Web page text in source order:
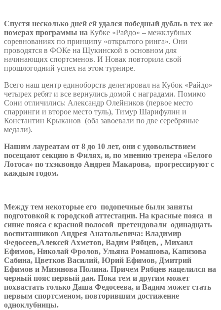
Спустя несколько дней ей удался победный дубль в тех же
номерах программы на Кубке «Райдо» – межклубных
соревнованиях по принципу «открытого ринга». Они
проводятся в ФОКе на Щукинской в основном для
начинающих спортсменов. И Новак повторила свой
прошлогодний успех на этом турнире.
Всего наш центр единоборств делегировал на Кубок «Райдо»
четырех ребят и все вернулись домой с наградами. Помимо
Сони отличились: Александр Олейников (первое место
спарринги и второе место туль), Тимур Шарифулин и
Константин Крыканов (оба завоевали по две серебряные
медали).
Нашим лауреатам от 8 до 10 лет, они с удовольствием
посещают секцию в Филях, и, по мнению тренера «Белого
Лотоса» по тхэквондо Андрея Макарова, прогрессируют с
каждым годом.
Между тем некоторые его подопечные были заняты
подготовкой к городской аттестации. На красные пояса и
синие пояса с красной полосой претендовали одинадцать
воспитанников Андрея Анатольевича: Владимир
Федосеев,Алексей Ахметов, Вадим Рябцев, , Михаил
Ефимов, Николай Фролов, Ульяна Ромашова, Капизова
Сабина, Цветков Василий, Юрий Ефимов, Дмитрий
Ефимов и Мизинова Полина. Причем Рябцев нацелился на
черный пояс первый дан. Пока тем и другим может
похвастать только Даша Федосеева, и Вадим может стать
первым спортсменом, повторившим достижение
одноклубницы.